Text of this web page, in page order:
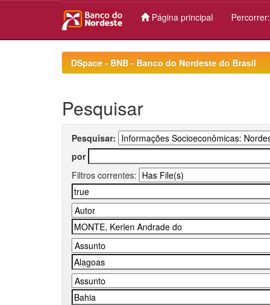
Página principal Percorrer:
DSpace - BNB - Banco do Nordeste do Brasil
Pesquisar
Pesquisar:
por
Filtros correntes: